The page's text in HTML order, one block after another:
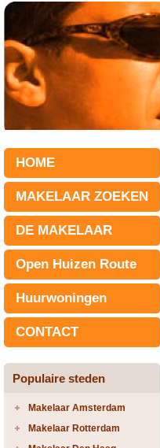
HOME
MAKELAAR ZOEKEN
DE MAKELAAR
Open Huizen Route
Huurwoningen
CONTACT
Populaire steden
Makelaar Amsterdam
Makelaar Rotterdam